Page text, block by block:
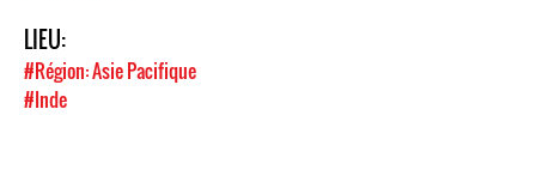
LIEU:
#Région: Asie Pacifique
#Inde